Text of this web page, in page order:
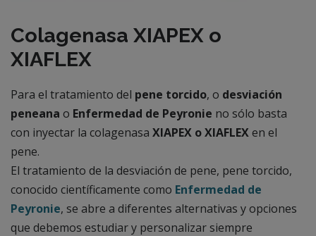
Colagenasa XIAPEX o
XIAFLEX
Para el tratamiento del pene torcido, o desviación
peneana o Enfermedad de Peyronie no sólo basta
con inyectar la colagenasa XIAPEX o XIAFLEXen el
pene.
El tratamiento de la desviación de pene, pene torcido,
conocido científicamente como Enfermedad de
Peyronie, se abre a diferentes alternativas y opciones
que debemos estudiar y personalizar siempre